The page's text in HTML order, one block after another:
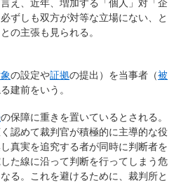
え、近年、増加する「個人」対「企
ずしも双方が対等な立場にない、と
の主張も見られる。
の設定や証拠の提出）を当事者（被
建前をいう。
の保障に重きを置いているとされる。
認めて裁判官が積極的に主導的な役
真実を追究する者が同時に判断者を
た線に沿って判断を行ってしまう危
る。これを避けるために、裁判所と